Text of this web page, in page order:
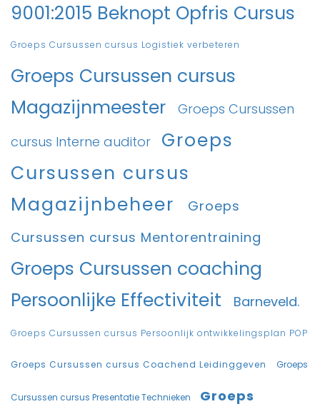
9001:2015 Beknopt Opfris Cursus
Groeps Cursussen cursus Logistiek verbeteren
Groeps Cursussen cursus
Magazijnmeester
Groeps Cursussen
cursus Interne auditor
Groeps
Cursussen cursus
Magazijnbeheer
Groeps
Cursussen cursus Mentorentraining
Groeps Cursussen coaching
Persoonlijke Effectiviteit
Barneveld.
Groeps Cursussen cursus Persoonlijk ontwikkelingsplan POP
Groeps Cursussen cursus Coachend Leidinggeven Groeps
Cursussen cursus Presentatie Technieken
Groeps